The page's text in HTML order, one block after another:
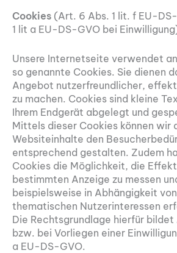
Cookies (Art. 6 Abs. 1 lit. f EU-
1 lit a EU-DS-GVO bei
Unsere Internetseite verwendet
so genannte Cookies. Sie dienen
Angebot nutzerfreundlicher,
zu machen. Cookies sind kleine
Ihrem Endgerät abgelegt und
Mittels dieser Cookies können wir
Websiteinhalte den
entsprechend gestalten. Zudem
Cookies die Möglichkeit, die
bestimmten Anzeige zu messen
beispielsweise in Abhängigkeit
thematischen Nutzerinteressen
Die Rechtsgrundlage hierfür
bzw. bei Vorliegen einer
a EU-DS-GVO.